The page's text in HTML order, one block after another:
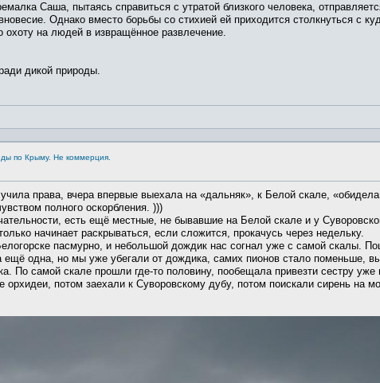
Саша, пытаясь справиться с утратой близкого человека,
Однако вместо борьбы со стихией ей приходится столкнуться с
на людей в извращённое развлечение.
дикой природы.
по Крыму. Не коммерция.
права, вчера впервые выехала на «дальняк», к Белой скале,
полного оскорбления. )))
есть ещё местные, не бывавшие на Белой скале и у
начинает раскрываться, если сложится, прокачусь через недельку.
пасмурно, и небольшой дождик нас согнал уже с самой скалы.
ещё одна, но мы уже убегали от дождика, самих пионов стало поменьше,
По самой скале прошли где-то половину, пообещала привезти сестру
потом заехали к Суворовскому дубу, потом поискали сирень на